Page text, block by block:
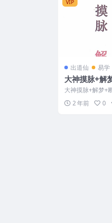
VIP
出道仙 易学
大神摸脉+解
162页Y
大神摸脉+解梦+
Y 一共四个部分
2 年前 0